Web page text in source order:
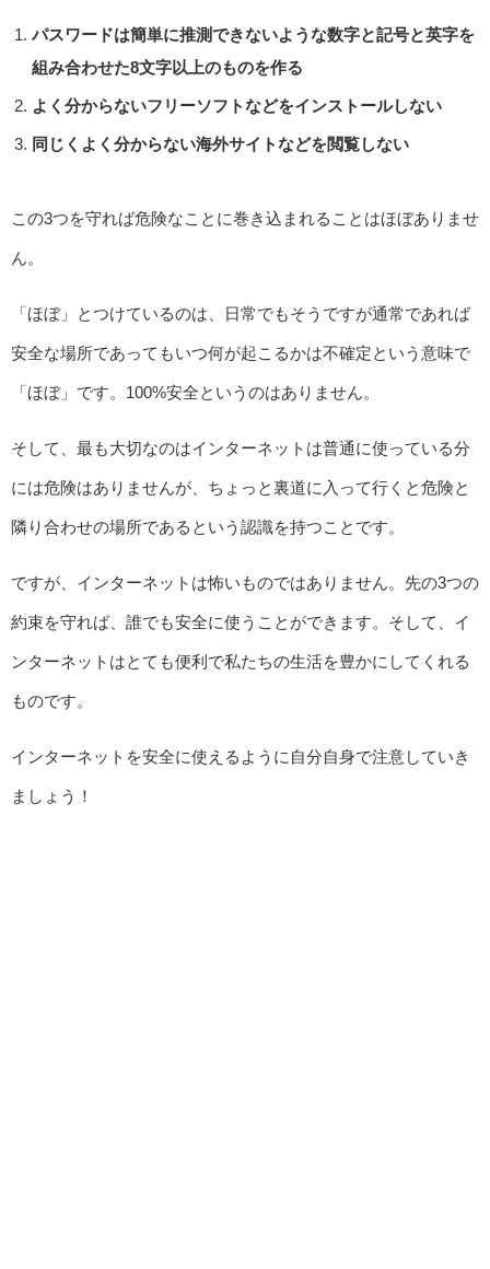
パスワードは簡単に推測できないような数字と記号と英字を
組み合わせた8文字以上のものを作る
よく分からないフリーソフトなどをインストールしない
同じくよく分からない海外サイトなどを閲覧しない
この3つを守れば危険なことに巻き込まれることはほぼありませ
ん。
「ほぼ」とつけているのは、日常でもそうですが通常であれば
安全な場所であってもいつ何が起こるかは不確定という意味で
「ほぼ」です。100%安全というのはありません。
そして、最も大切なのはインターネットは普通に使っている分
には危険はありませんが、ちょっと裏道に入って行くと危険と
隣り合わせの場所であるという認識を持つことです。
ですが、インターネットは怖いものではありません。先の3つの
約束を守れば、誰でも安全に使うことができます。そして、イ
ンターネットはとても便利で私たちの生活を豊かにしてくれる
ものです。
インターネットを安全に使えるように自分自身で注意していき
ましょう！